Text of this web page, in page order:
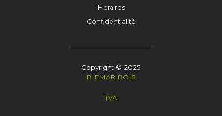
Horaires
Confidentialité
Copyright © 2025
BIEMAR BOIS
TVA